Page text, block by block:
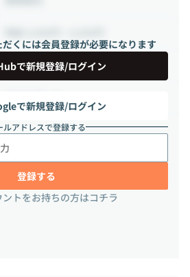
くには会員登録が必要になります
で新規登録/ログイン
で新規登録/ログイン
ルアドレスで登録する
登録する
トをお持ちの方はコチラ
120時間 ~ 168時間（週30 ~ 42時間）